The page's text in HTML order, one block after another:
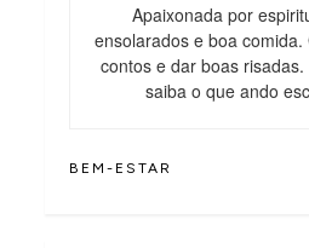
Apaixonada por
ensolarados e boa
contos e dar boas
saiba o que ando
BEM-ESTAR